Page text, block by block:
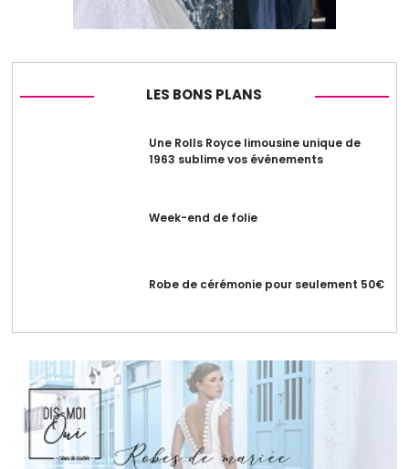
LES BONS PLANS
Une Rolls Royce limousine unique de
1963 sublime vos événements
Week-end de folie
Robe de cérémonie pour seulement 50€